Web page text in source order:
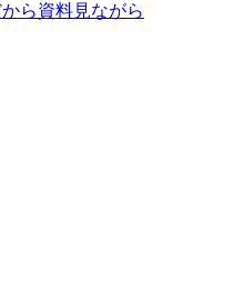
ら資料見ながら